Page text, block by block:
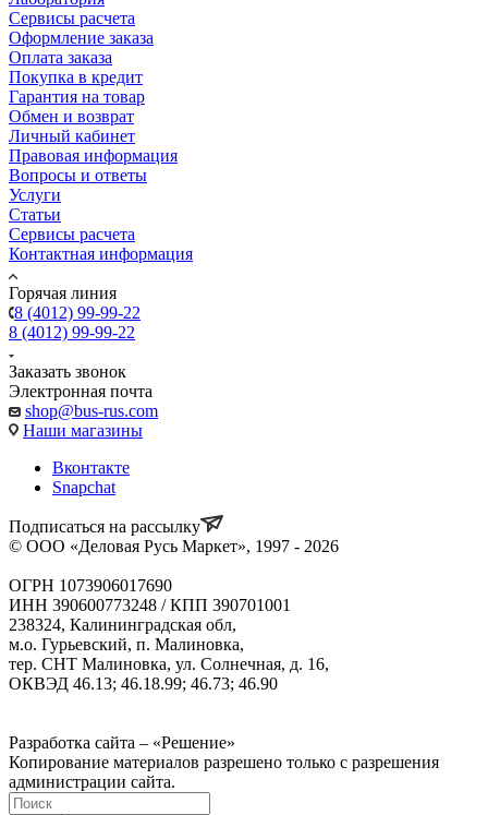
Сервисы расчета
Оформление заказа
Оплата заказа
Покупка в кредит
Гарантия на товар
Обмен и возврат
Личный кабинет
Правовая информация
Вопросы и ответы
Услуги
Статьи
Сервисы расчета
Контактная информация
Горячая линия
8 (4012) 99-99-22
8 (4012) 99-99-22
Заказать звонок
Электронная почта
shop@bus-rus.com
Наши магазины
Вконтакте
Snapchat
Подписаться на рассылку
© ООО «Деловая Русь Маркет», 1997 - 2026
ОГРН 1073906017690
ИНН 390600773248 / КПП 390701001
238324, Калининградская обл,
м.о. Гурьевский, п. Малиновка,
тер. СНТ Малиновка, ул. Солнечная, д. 16,
ОКВЭД 46.13; 46.18.99; 46.73; 46.90
Разработка сайта – «Решение»
Копирование материалов разрешено только с разрешения
администрации сайта.